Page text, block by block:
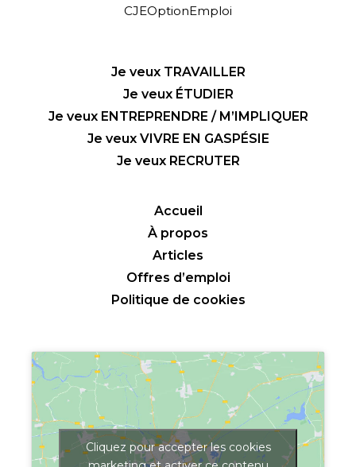
CJEOptionEmploi
Je veux TRAVAILLER
Je veux ÉTUDIER
Je veux ENTREPRENDRE / M’IMPLIQUER
Je veux VIVRE EN GASPÉSIE
Je veux RECRUTER
Accueil
À propos
Articles
Offres d’emploi
Politique de cookies
Cliquez pour accepter les cookies